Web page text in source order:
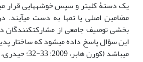
یک دستۀ کلی­تر و سپس خوشه­هایی قرار
مضامین اصلی یا تم­ها به دست می­آیند.
بخشی توصیف جامعی از مشارکت­کنندگان
این سؤال پاسخ داده می­شود که ساختار
می­باشد (کورن هابر، 2009: 33-32؛ حیدری، 1390: 71).